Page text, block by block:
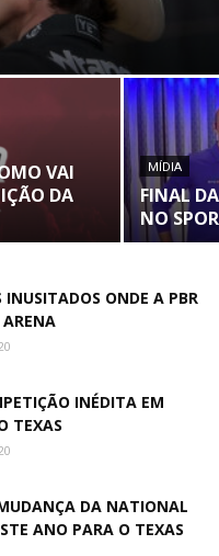
VAI
DA
MÍDIA
FINAL
NO
INUSITADOS ONDE A PBR
INÉDITA EM
TEXAS
DA NATIONAL
ANO PARA O TEXAS